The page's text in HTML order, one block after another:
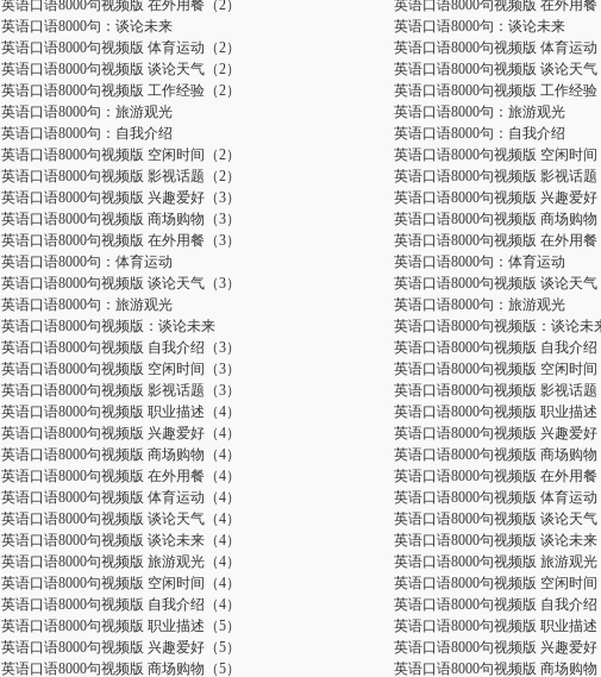
英语口语8000句视频版 在外用餐（2）
英语口语8000句视频版 在外用餐
英语口语8000句：谈论未来
英语口语8000句：谈论未来
英语口语8000句视频版 体育运动（2）
英语口语8000句视频版 体育运动
英语口语8000句视频版 谈论天气（2）
英语口语8000句视频版 谈论天气
英语口语8000句视频版 工作经验（2）
英语口语8000句视频版 工作经验
英语口语8000句：旅游观光
英语口语8000句：旅游观光
英语口语8000句：自我介绍
英语口语8000句：自我介绍
英语口语8000句视频版 空闲时间（2）
英语口语8000句视频版 空闲时间
英语口语8000句视频版 影视话题（2）
英语口语8000句视频版 影视话题
英语口语8000句视频版 兴趣爱好（3）
英语口语8000句视频版 兴趣爱好
英语口语8000句视频版 商场购物（3）
英语口语8000句视频版 商场购物
英语口语8000句视频版 在外用餐（3）
英语口语8000句视频版 在外用餐
英语口语8000句：体育运动
英语口语8000句：体育运动
英语口语8000句视频版 谈论天气（3）
英语口语8000句视频版 谈论天气
英语口语8000句：旅游观光
英语口语8000句：旅游观光
英语口语8000句视频版：谈论未来
英语口语8000句视频版：谈论未
英语口语8000句视频版 自我介绍（3）
英语口语8000句视频版 自我介绍
英语口语8000句视频版 空闲时间（3）
英语口语8000句视频版 空闲时间
英语口语8000句视频版 影视话题（3）
英语口语8000句视频版 影视话题
英语口语8000句视频版 职业描述（4）
英语口语8000句视频版 职业描述
英语口语8000句视频版 兴趣爱好（4）
英语口语8000句视频版 兴趣爱好
英语口语8000句视频版 商场购物（4）
英语口语8000句视频版 商场购物
英语口语8000句视频版 在外用餐（4）
英语口语8000句视频版 在外用餐
英语口语8000句视频版 体育运动（4）
英语口语8000句视频版 体育运动
英语口语8000句视频版 谈论天气（4）
英语口语8000句视频版 谈论天气
英语口语8000句视频版 谈论未来（4）
英语口语8000句视频版 谈论未来
英语口语8000句视频版 旅游观光（4）
英语口语8000句视频版 旅游观光
英语口语8000句视频版 空闲时间（4）
英语口语8000句视频版 空闲时间
英语口语8000句视频版 自我介绍（4）
英语口语8000句视频版 自我介绍
英语口语8000句视频版 职业描述（5）
英语口语8000句视频版 职业描述
英语口语8000句视频版 兴趣爱好（5）
英语口语8000句视频版 兴趣爱好
英语口语8000句视频版 商场购物（5）
英语口语8000句视频版 商场购物